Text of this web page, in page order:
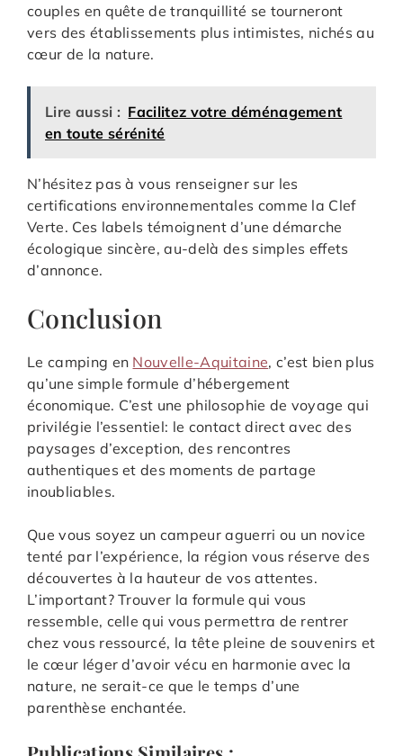
couples en quête de tranquillité se tourneront
vers des établissements plus intimistes, nichés au
cœur de la nature.
Lire aussi : Facilitez votre déménagement
en toute sérénité
N’hésitez pas à vous renseigner sur les
certifications environnementales comme la Clef
Verte. Ces labels témoignent d’une démarche
écologique sincère, au-delà des simples effets
d’annonce.
Conclusion
Le camping en Nouvelle-Aquitaine, c’est bien plus
qu’une simple formule d’hébergement
économique. C’est une philosophie de voyage qui
privilégie l’essentiel: le contact direct avec des
paysages d’exception, des rencontres
authentiques et des moments de partage
inoubliables.
Que vous soyez un campeur aguerri ou un novice
tenté par l’expérience, la région vous réserve des
découvertes à la hauteur de vos attentes.
L’important? Trouver la formule qui vous
ressemble, celle qui vous permettra de rentrer
chez vous ressourcé, la tête pleine de souvenirs et
le cœur léger d’avoir vécu en harmonie avec la
nature, ne serait-ce que le temps d’une
parenthèse enchantée.